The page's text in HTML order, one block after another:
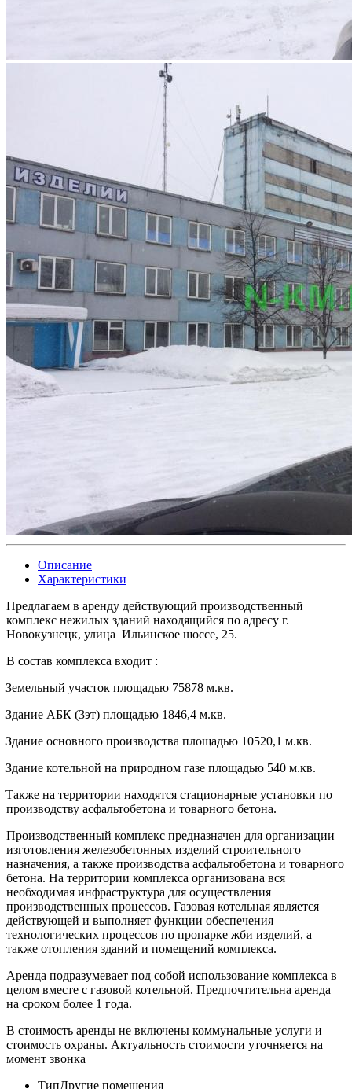
Описание
Характеристики
Предлагаем в аренду действующий производственный
комплекс нежилых зданий находящийся по адресу г.
Новокузнецк, улица Ильинское шоссе, 25.
В состав комплекса входит :
Земельный участок площадью 75878 м.кв.
Здание АБК (3эт) площадью 1846,4 м.кв.
Здание основного производства площадью 10520,1 м.кв.
Здание котельной на природном газе площадью 540 м.кв.
Также на территории находятся стационарные установки по
производству асфальтобетона и товарного бетона.
Производственный комплекс предназначен для организации
изготовления железобетонных изделий строительного
назначения, а также производства асфальтобетона и товарного
бетона. На территории комплекса организована вся
необходимая инфраструктура для осуществления
производственных процессов. Газовая котельная является
действующей и выполняет функции обеспечения
технологических процессов по пропарке жби изделий, а
также отопления зданий и помещений комплекса.
Аренда подразумевает под собой использование комплекса в
целом вместе с газовой котельной. Предпочтительна аренда
на сроком более 1 года.
В стоимость аренды не включены коммунальные услуги и
стоимость охраны. Актуальность стоимости уточняется на
момент звонка
ТипДругие помещения